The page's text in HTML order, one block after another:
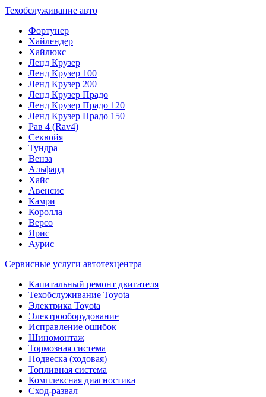
Техобслуживание авто
Фортунер
Хайлендер
Хайлюкс
Ленд Крузер
Ленд Крузер 100
Ленд Крузер 200
Ленд Крузер Прадо
Ленд Крузер Прадо 120
Ленд Крузер Прадо 150
Рав 4 (Rav4)
Секвойя
Тундра
Венза
Альфард
Хайс
Авенсис
Камри
Королла
Версо
Ярис
Аурис
Сервисные услуги автотехцентра
Капитальный ремонт двигателя
Техобслуживание Toyota
Электрика Toyota
Электрооборудование
Исправление ошибок
Шиномонтаж
Тормозная система
Подвеска (ходовая)
Топливная система
Комплексная диагностика
Сход-развал